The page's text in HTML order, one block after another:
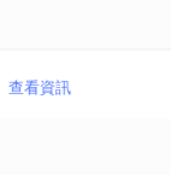
查看資訊